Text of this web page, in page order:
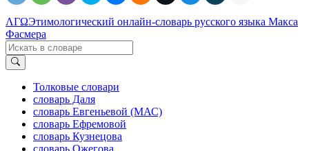
ΛΓΩЭтимологический онлайн-словарь русского языка Макса
Фасмера
Толковые словари
словарь Даля
словарь Евгеньевой (МАС)
словарь Ефремовой
словарь Кузнецова